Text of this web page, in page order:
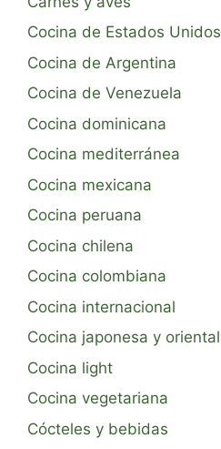
Cocina de Estados Unidos
Cocina de Argentina
Cocina de Venezuela
Cocina dominicana
Cocina mediterránea
Cocina mexicana
Cocina peruana
Cocina chilena
Cocina colombiana
Cocina internacional
Cocina japonesa y oriental
Cocina light
Cocina vegetariana
Cócteles y bebidas